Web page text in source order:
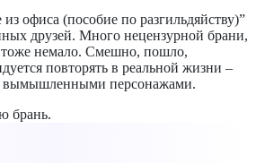
офиса (пособие по разгильдяйству)”
друзей. Много нецензурной брани,
немало. Смешно, пошло,
повторять в реальной жизни –
вымышленными персонажами.
брань.